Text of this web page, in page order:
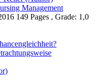
Management
149 Pages , Grade: 1,0